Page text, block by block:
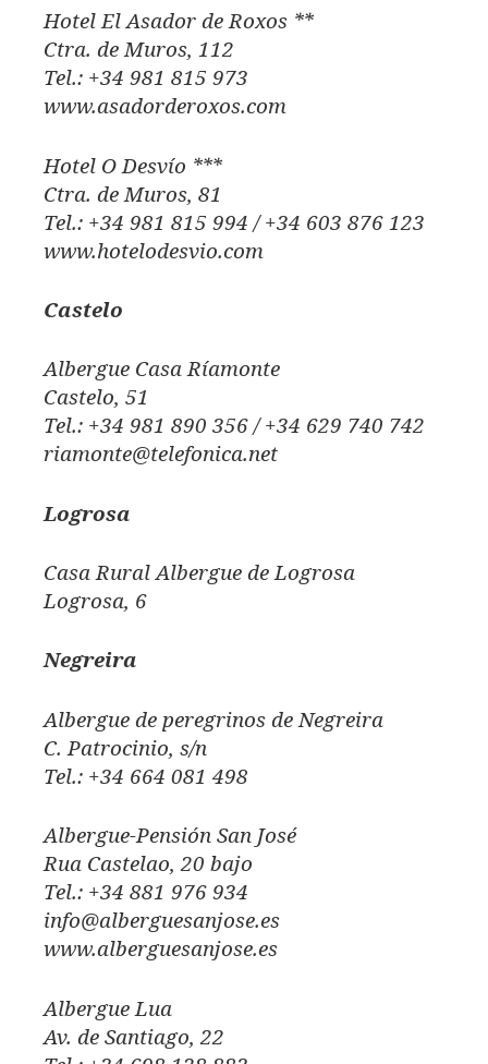
Hotel El Asador de Roxos **
Ctra. de Muros, 112
Tel.: +34 981 815 973
www.asadorderoxos.com
Hotel O Desvío ***
Ctra. de Muros, 81
Tel.: +34 981 815 994 / +34 603 876 123
www.hotelodesvio.com
Castelo
Albergue Casa Ríamonte
Castelo, 51
Tel.: +34 981 890 356 / +34 629 740 742
riamonte@telefonica.net
Logrosa
Casa Rural Albergue de Logrosa
Logrosa, 6
Negreira
Albergue de peregrinos de Negreira
C. Patrocinio, s/n
Tel.: +34 664 081 498
Albergue-Pensión San José
Rua Castelao, 20 bajo
Tel.: +34 881 976 934
info@alberguesanjose.es
www.alberguesanjose.es
Albergue Lua
Av. de Santiago, 22